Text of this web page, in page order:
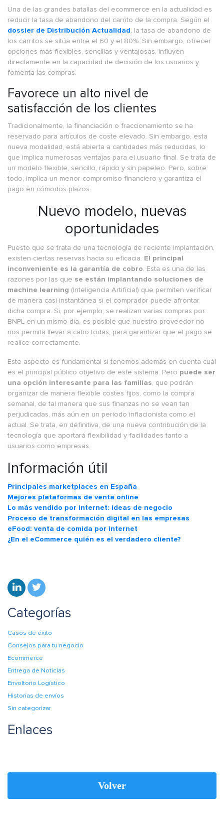
Una de las grandes batallas del ecommerce en la actualidad es
reducir la tasa de abandono del carrito de la compra. Según el
dossier de Distribución Actualidad, la tasa de abandono de
los carritos se sitúa entre el 60 y el 80%. Sin embargo, ofrecer
opciones más flexibles, sencillas y ventajosas, influyen
directamente en la capacidad de decisión de los usuarios y
fomenta las compras.
Favorece un alto nivel de
satisfacción de los clientes
Tradicionalmente, la financiación o fraccionamiento se ha
reservado para artículos de coste elevado. Sin embargo, esta
nueva modalidad, está abierta a cantidades más reducidas, lo
que implica numerosas ventajas para el usuario final. Se trata de
un modelo flexible, sencillo, rápido y sin papeleo. Pero, sobre
todo, implica un menor compromiso financiero y garantiza el
pago en cómodos plazos.
Nuevo modelo, nuevas
oportunidades
Puesto que se trata de una tecnología de reciente implantación,
existen ciertas reservas hacia su eficacia. El principal
inconveniente es la garantía de cobro. Esta es una de las
razones por las que se están implantando soluciones de
machine learning (Inteligencia Artificial) que permiten verificar
de manera casi instantánea si el comprador puede afrontar
dicha compra. Si, por ejemplo, se realizan varias compras por
BNPL en un mismo día, es posible que nuestro proveedor no
nos permita llevar a cabo todas, para garantizar que el pago se
realice correctamente.
Este aspecto es fundamental si tenemos además en cuenta cuál
es el principal público objetivo de este sistema. Pero puede ser
una opción interesante para las familias, que podrán
organizar de manera flexible costes fijos, como la compra
semanal, de tal manera que sus finanzas no se vean tan
perjudicadas, más aún en un periodo inflacionista como el
actual. Se trata, en definitiva, de una nueva contribución de la
tecnología que aportará flexibilidad y facilidades tanto a
usuarios como empresas.
Información útil
Principales marketplaces en España
Mejores plataformas de venta online
Lo más vendido por internet: ideas de negocio
Proceso de transformación digital en las empresas
eFood: venta de comida por internet
¿En el eCommerce quién es el verdadero cliente?
Categorías
Casos de éxito
Consejos para tu negocio
Ecommerce
Entrega de Noticias
Envoltorio Logístico
Historias de envíos
Sin categorizar
Enlaces
Volver